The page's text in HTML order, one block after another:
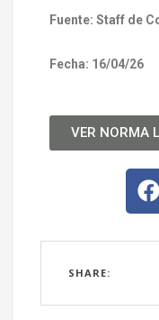
Fuente: Staff de
Fecha: 16/04/26
VER NORMA
SHARE: